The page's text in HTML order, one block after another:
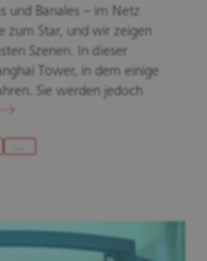
und Banales – im Netz
zum Star, und wir zeigen
Szenen. In dieser
Tower, in dem einige
Sie werden jedoch